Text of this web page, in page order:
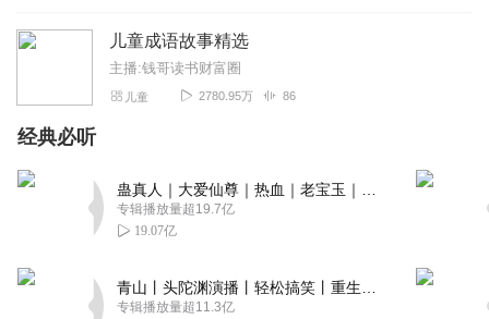
儿童成语故事精选
主播:钱哥读书财富圈
儿童 2780.95万 86
经典必听
专辑播放量超19.7亿
19.07亿
专辑播放量超11.3亿